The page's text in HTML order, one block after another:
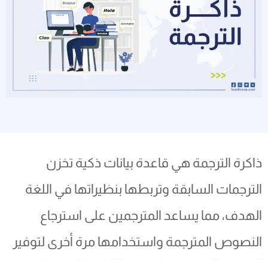
ذاكرة الترجمة هي قاعدة بيانات ذكية تخزن
الترجمات السابقة وتربطها بنظيراتها في اللغة
الهدف، مما يساعد المترجمين على استرجاع
النصوص المترجمة واستخدامها مرة أخرى لتوفير